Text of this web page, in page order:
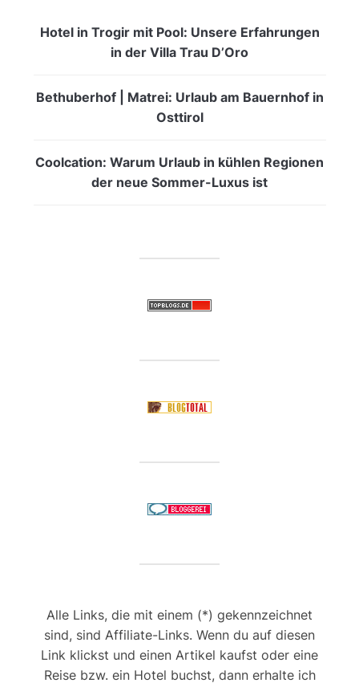
Hotel in Trogir mit Pool: Unsere Erfahrungen
in der Villa Trau D’Oro
Bethuberhof | Matrei: Urlaub am Bauernhof in
Osttirol
Coolcation: Warum Urlaub in kühlen Regionen
der neue Sommer-Luxus ist
Alle Links, die mit einem (*) gekennzeichnet
sind, sind Affiliate-Links. Wenn du auf diesen
Link klickst und einen Artikel kaufst oder eine
Reise bzw. ein Hotel buchst, dann erhalte ich